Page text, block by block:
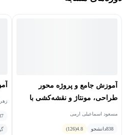
آموزش جامع و پروژه محور
طراحی، مونتاژ و نقشه‌کشی با
SolidWorks
مسعود اسماعیلی ارمی
838دانشجو 4.8
(126)